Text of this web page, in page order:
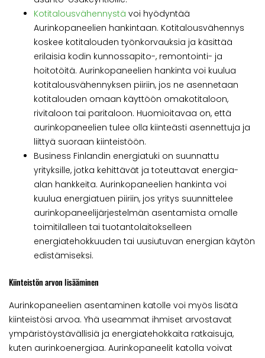
Kotitalousvähennystä voi hyödyntää
Aurinkopaneelien hankintaan. Kotitalousvähennys
koskee kotitalouden työnkorvauksia ja käsittää
erilaisia kodin kunnossapito-, remontointi- ja
hoitotöitä. Aurinkopaneelien hankinta voi kuulua
kotitalousvähennyksen piiriin, jos ne asennetaan
kotitalouden omaan käyttöön omakotitaloon,
rivitaloon tai paritaloon. Huomioitavaa on, että
aurinkopaneelien tulee olla kiinteästi asennettuja ja
liittyä suoraan kiinteistöön.
Business Finlandin energiatuki on suunnattu
yrityksille, jotka kehittävät ja toteuttavat energia-
alan hankkeita. Aurinkopaneelien hankinta voi
kuulua energiatuen piiriin, jos yritys suunnittelee
aurinkopaneelijärjestelmän asentamista omalle
toimitilalleen tai tuotantolaitokselleen
energiatehokkuuden tai uusiutuvan energian käytön
edistämiseksi.
Kiinteistön arvon lisääminen
Aurinkopaneelien asentaminen katolle voi myös lisätä
kiinteistösi arvoa. Yhä useammat ihmiset arvostavat
ympäristöystävällisiä ja energiatehokkaita ratkaisuja,
kuten aurinkoenergiaa. Aurinkopaneelit katolla voivat